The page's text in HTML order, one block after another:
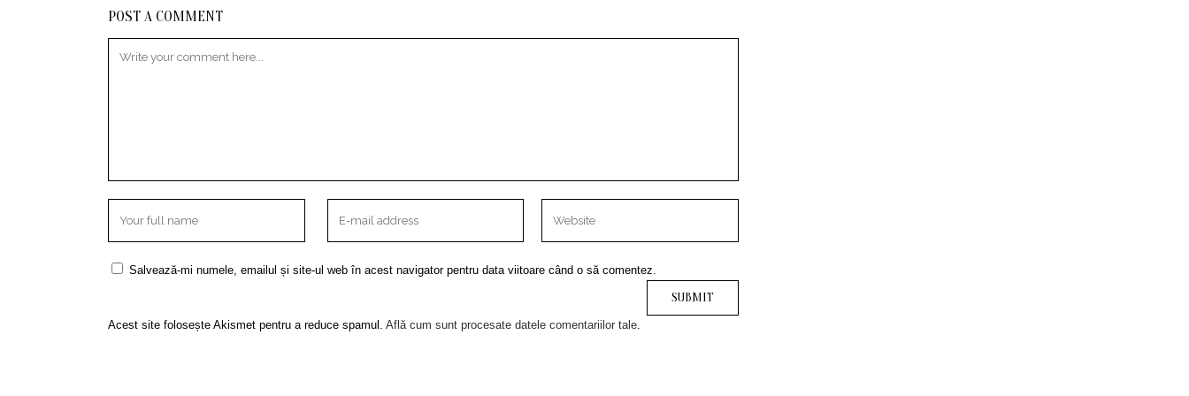
POST A COMMENT
Salvează-mi numele, emailul și site-ul web în acest navigator pentru data viitoare când o să comentez.
Acest site folosește Akismet pentru a reduce spamul. Află cum sunt procesate datele comentariilor tale.